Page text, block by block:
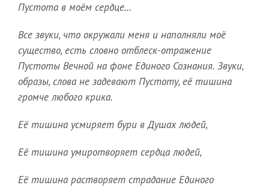
Пустота в моём сердце…
Все звуки, что окружали меня и наполняли моё
существо, есть словно отблеск-отражение
Пустоты Вечной на фоне Единого Сознания. Звуки,
образы, слова не задевают Пустоту, её тишина
громче любого крика.
Её тишина усмиряет бури в Душах людей,
Её тишина умиротворяет сердца людей,
Её тишина растворяет страдание Единого